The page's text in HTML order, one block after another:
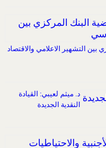
التشهير الاعلامي والاقتصاد
د. ميثم لعيبي: القيادة
النقدية الجديدة